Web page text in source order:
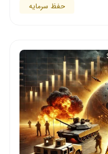
حفظ سرمایه